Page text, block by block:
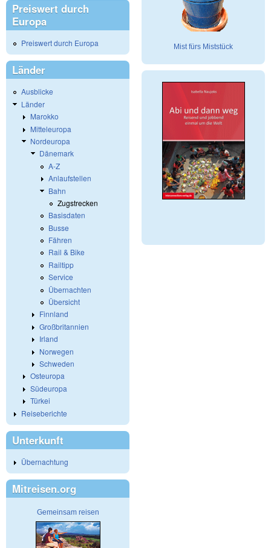
Preiswert durch
Europa
Preiswert durch Europa
Länder
Ausblicke
Länder
Marokko
Mitteleuropa
Nordeuropa
Dänemark
A-Z
Anlaufstellen
Bahn
Zugstrecken
Basisdaten
Busse
Fähren
Rail & Bike
Railtipp
Service
Übernachten
Übersicht
Finnland
Großbritannien
Irland
Norwegen
Schweden
Osteuropa
Südeuropa
Türkei
Reiseberichte
Unterkunft
Übernachtung
Mitreisen.org
Gemeinsam reisen
Mist fürs Miststück